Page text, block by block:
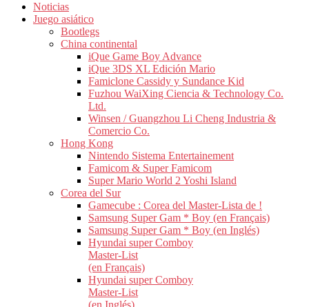
Noticias
Juego asiático
Bootlegs
China continental
iQue Game Boy Advance
iQue 3DS XL Edición Mario
Famiclone Cassidy y Sundance Kid
Fuzhou WaiXing Ciencia & Technology Co.
Ltd.
Winsen / Guangzhou Li Cheng Industria &
Comercio Co.
Hong Kong
Nintendo Sistema Entertainement
Famicom & Super Famicom
Super Mario World 2 Yoshi Island
Corea del Sur
Gamecube : Corea del Master-Lista de !
Samsung Super Gam * Boy (en Français)
Samsung Super Gam * Boy (en Inglés)
Hyundai super Comboy
Master-List
(en Français)
Hyundai super Comboy
Master-List